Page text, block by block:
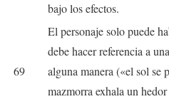
bajo los efectos.
69
El personaje solo puede
debe hacer referencia a
alguna manera («el sol se
mazmorra exhala un